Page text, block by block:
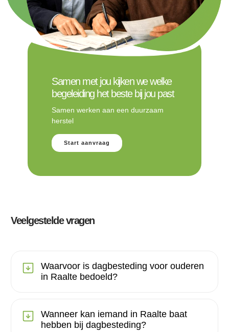
Samen met jou kijken we welke
begeleiding het beste bij jou past
Samen werken aan een duurzaam
herstel
Start aanvraag
Veelgestelde vragen
Waarvoor is dagbesteding voor ouderen
in Raalte bedoeld?
Wanneer kan iemand in Raalte baat
hebben bij dagbesteding?